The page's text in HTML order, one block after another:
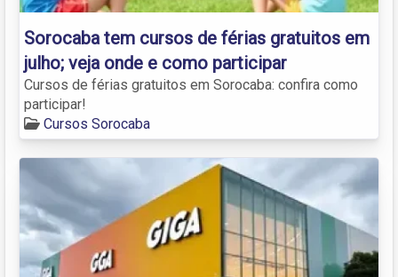
Sorocaba tem cursos de férias gratuitos em
julho; veja onde e como participar
Cursos de férias gratuitos em Sorocaba: confira como
participar!
Cursos Sorocaba